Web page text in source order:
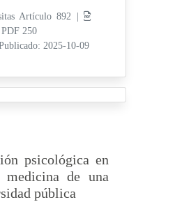
Artículo 892 |
250
2025-10-09
psicológica en
medicina de una
pública